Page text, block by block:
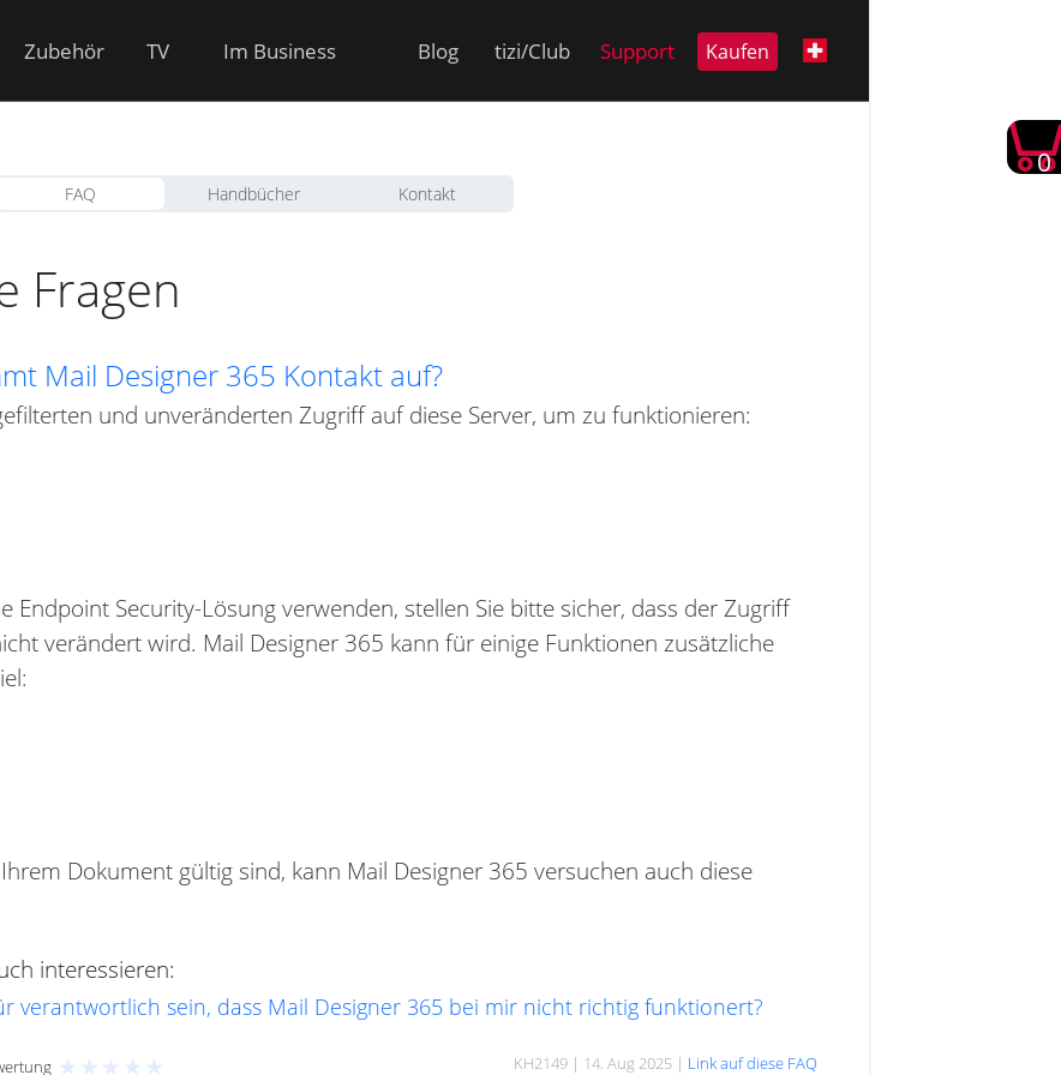
Zubehör TV Im Business Blog tizi/Club Support Kaufen
0
FAQ Handbücher Kontakt
Fragen
Mail Designer 365 Kontakt auf?
und unveränderten Zugriff auf diese Server, um zu funktionieren:
Endpoint Security-Lösung verwenden, stellen Sie bitte sicher, dass der Zugriff
verändert wird. Mail Designer 365 kann für einige Funktionen zusätzliche
Dokument gültig sind, kann Mail Designer 365 versuchen auch diese
interessieren:
verantwortlich sein, dass Mail Designer 365 bei mir nicht richtig funktionert?
★ ★ ★ ★ ★ KH2149 | 14. Aug 2025 | Link auf diese FAQ